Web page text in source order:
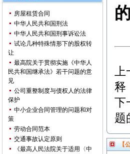
房屋租赁合同
中华人民共和国刑法
中华人民共和国刑事诉讼法
试论几种特殊情形下的股权转
让
最高院关于贯彻实施《中华人
民共和国继承法》若干问题的意
见
公司重整制度与债权人的法律
保护
中小企业合同管理的问题和对
策
劳动合同范本
交通事故认定原则
《最高人民法院关于适用〈中
上
释
下
题
【